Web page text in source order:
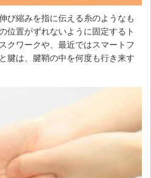
び縮みを指に伝える糸のようなも
位置がずれないように固定するト
クワークや、最近ではスマートフ
腱は、腱鞘の中を何度も行き来す